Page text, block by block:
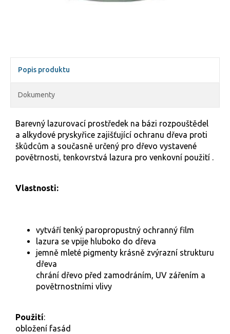
Popis produktu
Dokumenty
Barevný lazurovací prostředek na bázi rozpouštědel
a alkydové pryskyřice zajišťující ochranu dřeva proti
škůdcům a současně určený pro dřevo vystavené
povětrnosti, tenkovrstvá lazura pro venkovní použití .
Vlastnosti:
vytváří tenký paropropustný ochranný film
lazura se vpije hluboko do dřeva
jemně mleté pigmenty krásně zvýrazní strukturu
dřeva
chrání dřevo před zamodráním, UV zářením a
povětrnostními vlivy
Použití:
obložení fasád